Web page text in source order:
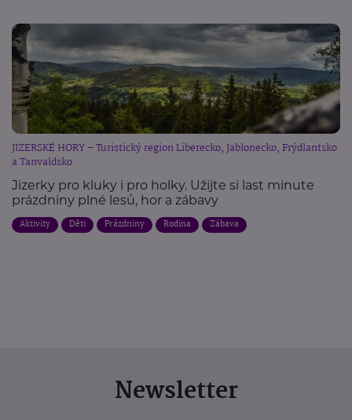
JIZERSKÉ HORY – Turistický region Liberecko, Jablonecko, Frýdlantsko
a Tanvaldsko
Jizerky pro kluky i pro holky. Užijte si last minute
prázdniny plné lesů, hor a zábavy
Aktivity Děti Prázdniny Rodina Zábava
Newsletter